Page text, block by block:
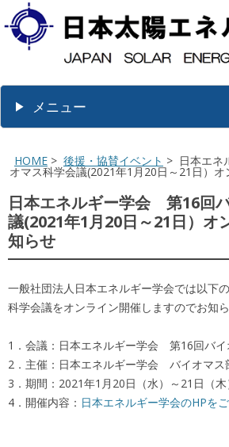
メニュー
HOME > 後援・協賛イベント > 日本エネ
オマス科学会議(2021年1月20日～21日）
日本エネルギー学会 第16回
議(2021年1月20日～21日）オ
知らせ
一般社団法人日本エネルギー学会では以下
科学会議をオンライン開催しますのでお知ら
1．会議：日本エネルギー学会 第16回バイ
2．主催：日本エネルギー学会 バイオマス
3．期間：2021年1月20日（水）～21日（木
4．開催内容： 日本エネルギー学会のHPを